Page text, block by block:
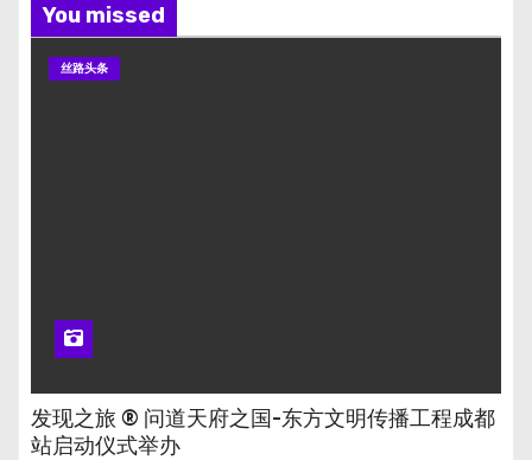
You missed
丝路头条
发现之旅 ® 问道天府之国-东方文明传播工程成都
站启动仪式举办